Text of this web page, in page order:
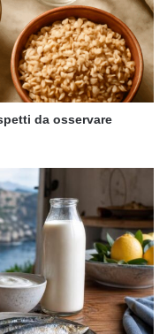
da osservare